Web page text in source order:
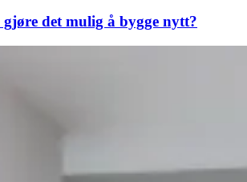
det mulig å bygge nytt?